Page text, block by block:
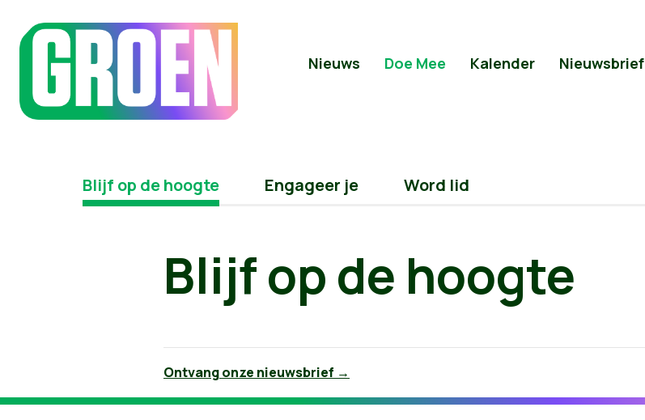
Nieuws Doe Mee Kalender Nieuwsbrief
Blijf op de hoogte Engageer je Word lid
Blijf op de hoogte
Ontvang onze nieuwsbrief →